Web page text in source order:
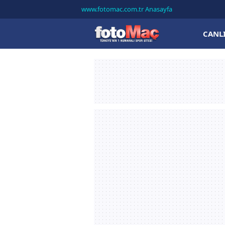
www.fotomac.com.tr Anasayfa